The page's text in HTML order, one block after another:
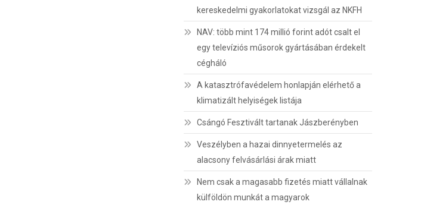
kereskedelmi gyakorlatokat vizsgál az NKFH
NAV: több mint 174 millió forint adót csalt el
egy televíziós műsorok gyártásában érdekelt
cégháló
A katasztrófavédelem honlapján elérhető a
klimatizált helyiségek listája
Csángó Fesztivált tartanak Jászberényben
Veszélyben a hazai dinnyetermelés az
alacsony felvásárlási árak miatt
Nem csak a magasabb fizetés miatt vállalnak
külföldön munkát a magyarok